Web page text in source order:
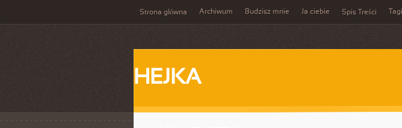
Strona główna Archiwum Budzisz mnie Ja ciebie Spis Treści Tagi
HEJKA